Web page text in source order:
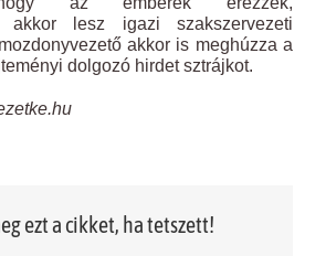
akkor lesz igazi szakszervezeti
akkor is meghúzza a
dolgozó hirdet sztrájkot.
ezt a cikket, ha tetszett!